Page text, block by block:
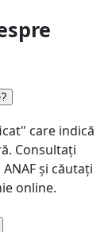
care indică
Consultați
și căutați
online.